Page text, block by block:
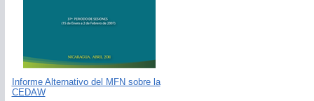
Informe Alternativo del MFN sobre la
CEDAW